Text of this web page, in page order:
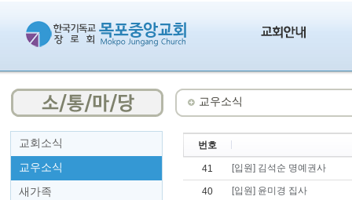
교회소식
교우소식
새가족
교우소식
번호
41 [입원] 김석순 명예권사
40 [입원] 윤미경 집사